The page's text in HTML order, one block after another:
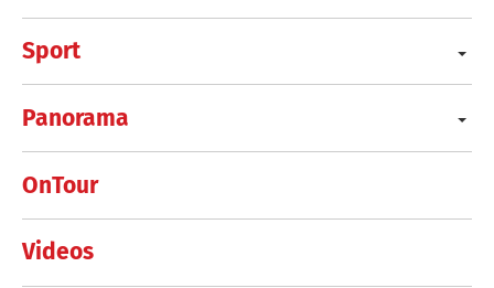
Sport
Panorama
OnTour
Videos